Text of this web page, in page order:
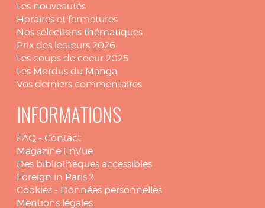
Les nouveautés
Horaires et fermetures
Nos sélections thématiques
Prix des lecteurs 2026
Les coups de coeur 2025
Les Mordus du Manga
Vos derniers commentaires
INFORMATIONS
FAQ - Contact
Magazine EnVue
Des bibliothèques accessibles
Foreign in Paris ?
Cookies - Données personnelles
Mentions légales